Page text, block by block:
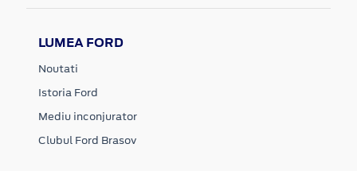
LUMEA FORD
Noutati
Istoria Ford
Mediu inconjurator
Clubul Ford Brasov